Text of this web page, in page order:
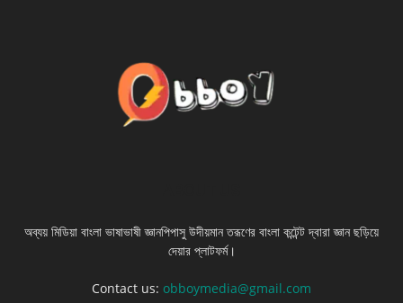
অব্যয় মিডিয়া বাংলা ভাষাভাষী জ্ঞানপিপাসু উদীয়মান তরূণের বাংলা কন্টেন্ট দ্বারা জ্ঞান ছড়িয়ে
দেয়ার প্লাটফর্ম।
Contact us: obboymedia@gmail.com